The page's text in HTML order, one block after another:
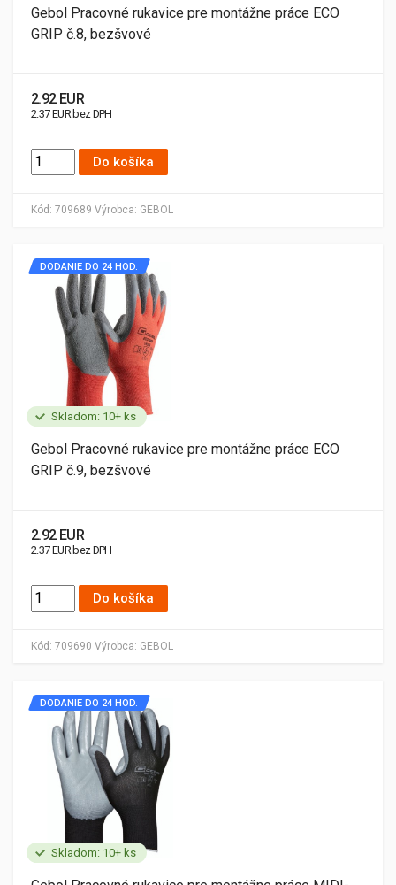
Kód: 709689 Výrobca: GEBOL
Gebol Pracovné rukavice pre montážne práce ECO
GRIP č.8, bezšvové
2.92 EUR
2.37 EUR bez DPH
Do košíka
Skladom: 10+ ks
Kód: 709690 Výrobca: GEBOL
DODANIE DO 24 HOD.
Gebol Pracovné rukavice pre montážne práce ECO
GRIP č.9, bezšvové
2.92 EUR
2.37 EUR bez DPH
Do košíka
Skladom: 10+ ks
DODANIE DO 24 HOD.